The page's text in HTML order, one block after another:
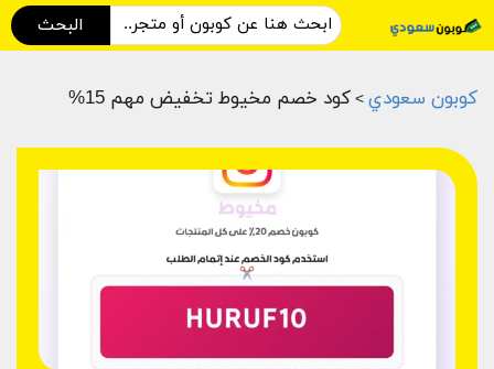
البحث
كوبون سعودي > كود خصم مخيوط تخفيض مهم 15%